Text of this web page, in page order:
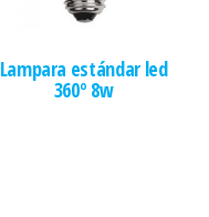
Lampara estándar led
360º 8w